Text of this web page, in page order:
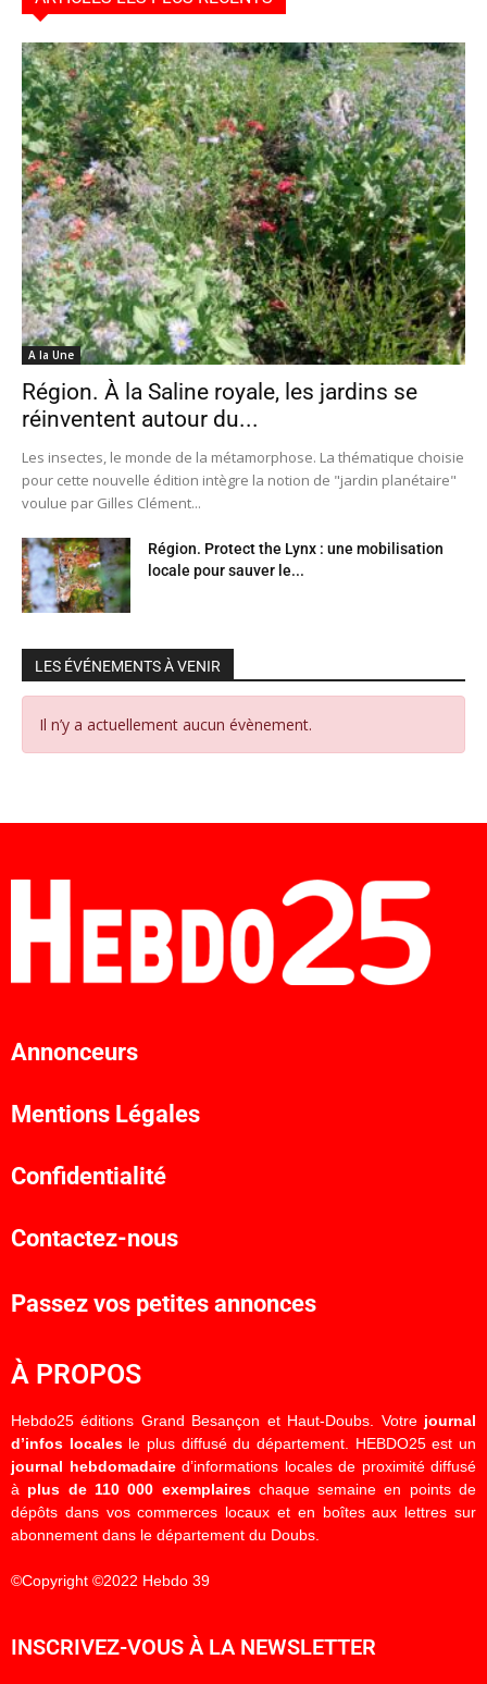
A la Une
Région. À la Saline royale, les jardins se
réinventent autour du...
Les insectes, le monde de la métamorphose. La thématique choisie
pour cette nouvelle édition intègre la notion de "jardin planétaire"
voulue par Gilles Clément...
Région. Protect the Lynx : une mobilisation
locale pour sauver le...
LES ÉVÉNEMENTS À VENIR
Il n’y a actuellement aucun évènement.
Annonceurs
Mentions Légales
Confidentialité
Contactez-nous
Passez vos petites annonces
À PROPOS
Hebdo25 éditions Grand Besançon et Haut-Doubs. Votre journal
d’infos localesle plus diffusé du département. HEBDO25 est un
journal hebdomadaired’informations locales de proximité diffusé
à plus de 110 000 exemplaireschaque semaine en points de
dépôts dans vos commerces locaux et en boîtes aux lettres sur
abonnement dans le département du Doubs.
©Copyright ©2022 Hebdo 39
INSCRIVEZ-VOUS À LA NEWSLETTER